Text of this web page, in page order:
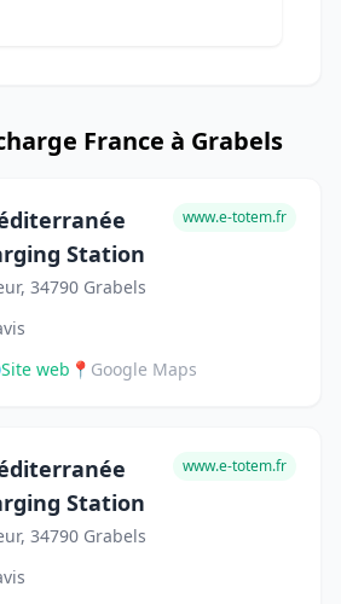
France à Grabels
Station
34790 Grabels
www.e-totem.fr
Site web 📍 Google Maps
Station
34790 Grabels
www.e-totem.fr